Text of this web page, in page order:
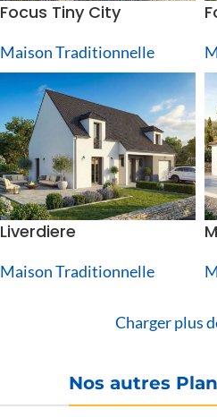
Focus Tiny City
Maison Traditionnelle
Liverdiere
Maison Traditionnelle
Charger plus
Nos autres